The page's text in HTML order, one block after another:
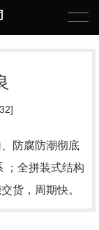
防腐防潮彻底
；全拼装式结构
货，周期快。